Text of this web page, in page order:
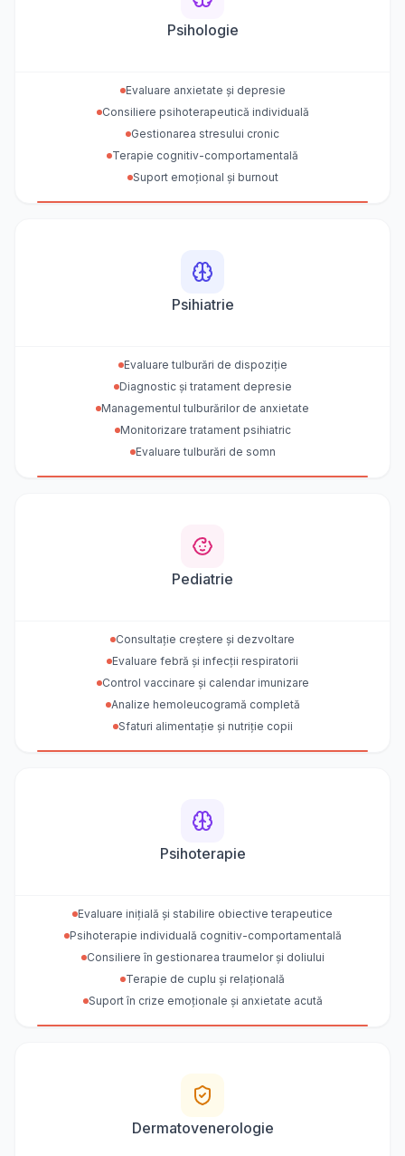
Psihologie
Evaluare anxietate și depresie
Consiliere psihoterapeutică individuală
Gestionarea stresului cronic
Terapie cognitiv-comportamentală
Suport emoțional și burnout
Psihiatrie
Evaluare tulburări de dispoziție
Diagnostic și tratament depresie
Managementul tulburărilor de anxietate
Monitorizare tratament psihiatric
Evaluare tulburări de somn
Pediatrie
Consultație creștere și dezvoltare
Evaluare febră și infecții respiratorii
Control vaccinare și calendar imunizare
Analize hemoleucogramă completă
Sfaturi alimentație și nutriție copii
Psihoterapie
Evaluare inițială și stabilire obiective terapeutice
Psihoterapie individuală cognitiv-comportamentală
Consiliere în gestionarea traumelor și doliului
Terapie de cuplu și relațională
Suport în crize emoționale și anxietate acută
Dermatovenerologie